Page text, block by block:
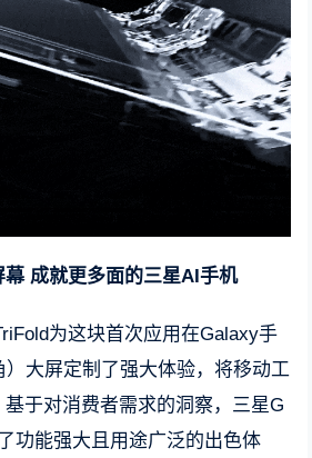
幕 成就更多面的三星AI手机
为这块首次应用在Galaxy手
大屏定制了强大体验，将移动工
于对消费者需求的洞察，三星G
功能强大且用途广泛的出色体